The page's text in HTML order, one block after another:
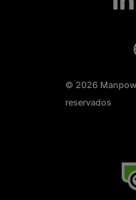
© 2026
reservados